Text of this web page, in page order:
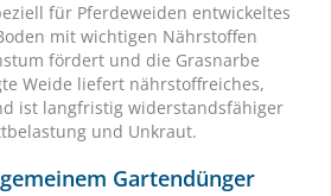
für Pferdeweiden entwickeltes
mit wichtigen Nährstoffen
fördert und die Grasnarbe
Weide liefert nährstoffreiches,
ist langfristig widerstandsfähiger
und Unkraut.
Gartendünger